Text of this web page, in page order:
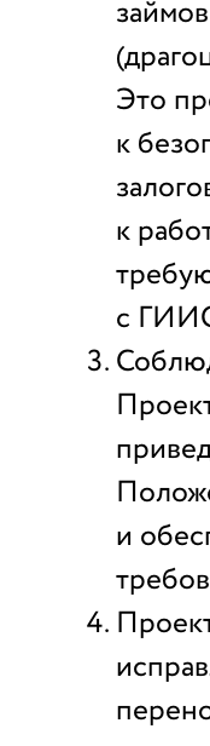
Это
к
к
с
и